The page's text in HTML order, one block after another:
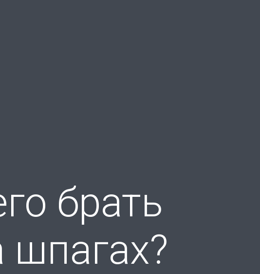
брать
шпагах?